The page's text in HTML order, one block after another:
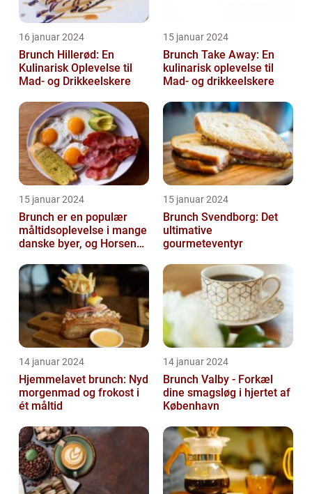
16 januar 2024
Brunch Hillerød: En
Kulinarisk Oplevelse til
Mad- og Drikkeelskere
15 januar 2024
Brunch Take Away: En
kulinarisk oplevelse til
Mad- og drikkeelskere
15 januar 2024
Brunch er en populær
måltidsoplevelse i mange
danske byer, og Horsens
15 januar 2024
Brunch Svendborg: Det
ultimative
gourmeteventyr
14 januar 2024
Hjemmelavet brunch: Nyd
morgenmad og frokost i
ét måltid
14 januar 2024
Brunch Valby - Forkæl
dine smagsløg i hjertet af
København